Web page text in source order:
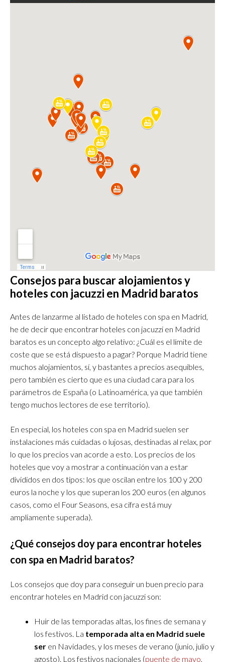
Consejos para buscar alojamientos y
hoteles con jacuzzi en Madrid baratos
Antes de lanzarme al listado de hoteles con spa en Madrid,
he de decir que encontrar hoteles con jacuzzi en Madrid
baratos es un concepto algo relativo: ¿Cuál es el límite de
coste que se está dispuesto a pagar? Porque Madrid tiene
muchos alojamientos, sí, y bastantes a precios asequibles,
pero también es cierto que es una ciudad cara para los
parámetros de España (o Latinoamérica, ya que también
tengo muchos lectores de ese territorio).
En especial, los hoteles con spa en Madrid suelen ser
instalaciones más cuidadas o lujosas, destinadas al relax, por
lo que los precios van acorde a esto. Los precios de los
hoteles que voy a mostrar a continuación van a estar
divididos en dos tipos: los que oscilan entre los 100 y 200
euros la noche y los que superan los 200 euros (en algunos
casos, como el Four Seasons, esa cifra está muy
ampliamente superada).
¿Qué consejos doy para encontrar hoteles
con spa en Madrid baratos?
Los consejos que doy para conseguir un buen precio para
encontrar hoteles en Madrid con jacuzzi son:
Huir de las temporadas altas, los fines de semana y
los festivos. La temporada alta en Madrid suele
ser en Navidades, y los meses de verano (junio, julio y
agosto). Los festivos nacionales (puente de mayo,